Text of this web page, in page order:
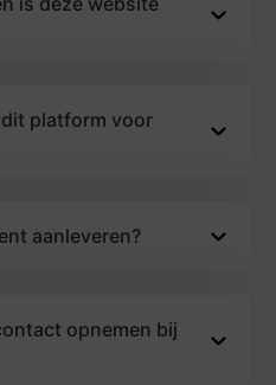
platform voor
aanleveren?
opnemen bij